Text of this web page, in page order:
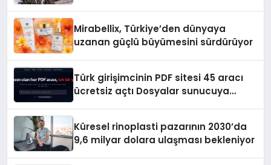
Mirabellix, Türkiye’den dünyaya
uzanan güçlü büyümesini sürdürüyor
Türk girişimcinin PDF sitesi 45 aracı
ücretsiz açtı Dosyalar sunucuya
Küresel rinoplasti pazarının 2030’da
9,6 milyar dolara ulaşması bekleniyor